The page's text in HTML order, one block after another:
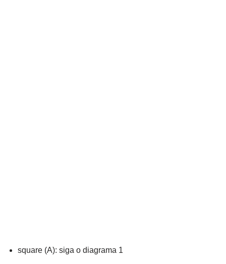
square (A): siga o diagrama 1